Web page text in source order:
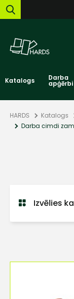
Katalogs Darba
apģērbi
HARDS Katalogs
Darba cimdi
Izvēlies